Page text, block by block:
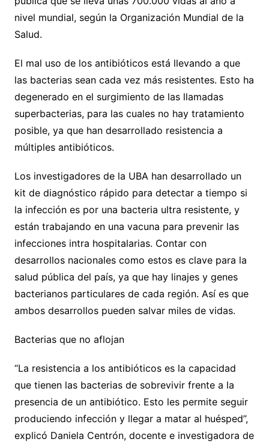
nivel mundial, según la Organización Mundial de la
Salud.
El mal uso de los antibióticos está llevando a que
las bacterias sean cada vez más resistentes. Esto ha
degenerado en el surgimiento de las llamadas
superbacterias, para las cuales no hay tratamiento
posible, ya que han desarrollado resistencia a
múltiples antibióticos.
Los investigadores de la UBA han desarrollado un
kit de diagnóstico rápido para detectar a tiempo si
la infección es por una bacteria ultra resistente, y
están trabajando en una vacuna para prevenir las
infecciones intra hospitalarias. Contar con
desarrollos nacionales como estos es clave para la
salud pública del país, ya que hay linajes y genes
bacterianos particulares de cada región. Así es que
ambos desarrollos pueden salvar miles de vidas.
Bacterias que no aflojan
“La resistencia a los antibióticos es la capacidad
que tienen las bacterias de sobrevivir frente a la
presencia de un antibiótico. Esto les permite seguir
produciendo infección y llegar a matar al huésped”,
explicó Daniela Centrón, docente e investigadora de